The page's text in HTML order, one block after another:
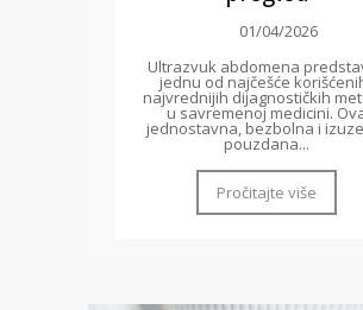
01/04/2026
Ultrazvuk abdomena
jednu od najčešće
najvrednijih dijagnostičkih
u savremenoj medicini.
jednostavna, bezbolna i
pouzdana...
Pročitajte više